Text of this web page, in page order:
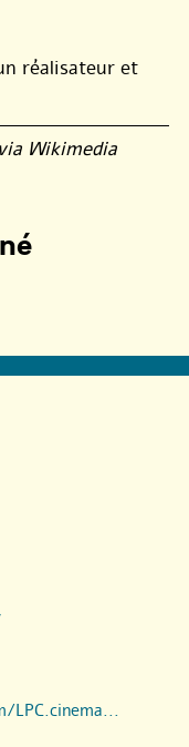
réalisateur et
Wikimedia
LPC.cinema...